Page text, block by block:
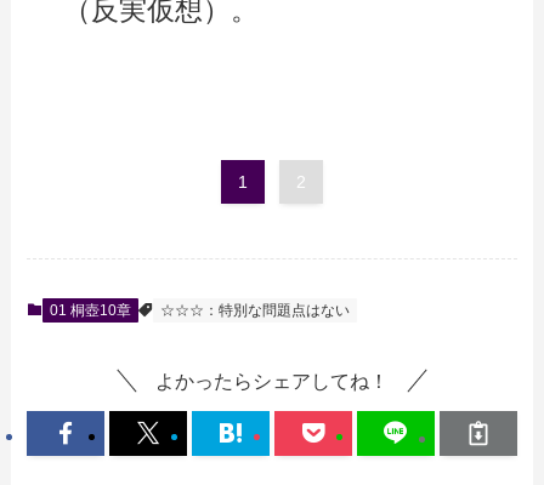
（反実仮想）。
1 2
01 桐壺10章 ☆☆☆：特別な問題点はない
よかったらシェアしてね！